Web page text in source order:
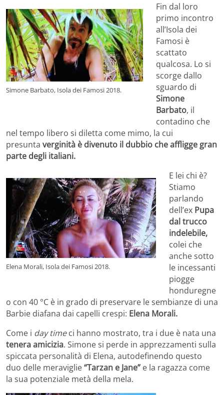
Simone Barbato, Isola dei Famosi 2018.
Fin dal loro
primo incontro
all’Isola dei
Famosi è
scattato
qualcosa. Lo si
scorge dallo
sguardo di
Simone
Barbato, il
contadino che
nel tempo libero si diletta come mimo, la cui
presunta verginità è divenuto il dubbio che affligge gran
parte degli italiani.
Elena Morali, Isola dei Famosi 2018.
E lei chi è?
Stiamo
parlando
dell’ex Pupa
dal trucco
indelebile,
colei che
anche sotto
le incessanti
piogge
honduregne
o con 40 °C è in grado di preservare le sembianze di una
Barbie diafana dai capelli crespi: Elena Morali.
Come i day timeci hanno mostrato, tra i due è nata una
tenera amicizia. Simone si perde in apprezzamenti sulla
spiccata personalità di Elena, autodefinendo questo
duo delle meraviglie“Tarzan e Jane” e la ragazza come
la sua potenziale metà della mela.